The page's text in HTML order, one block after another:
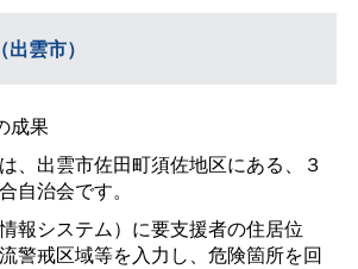
雲市）
成果
、出雲市佐田町須佐地区にある、３
自治会です。
報システム）に要支援者の住居位
警戒区域等を入力し、危険箇所を回